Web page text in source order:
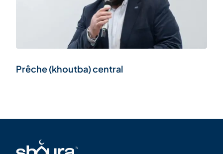
Prêche (khoutba) central